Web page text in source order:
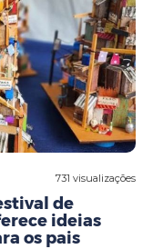
731 visualizações
de
ideias
os pais